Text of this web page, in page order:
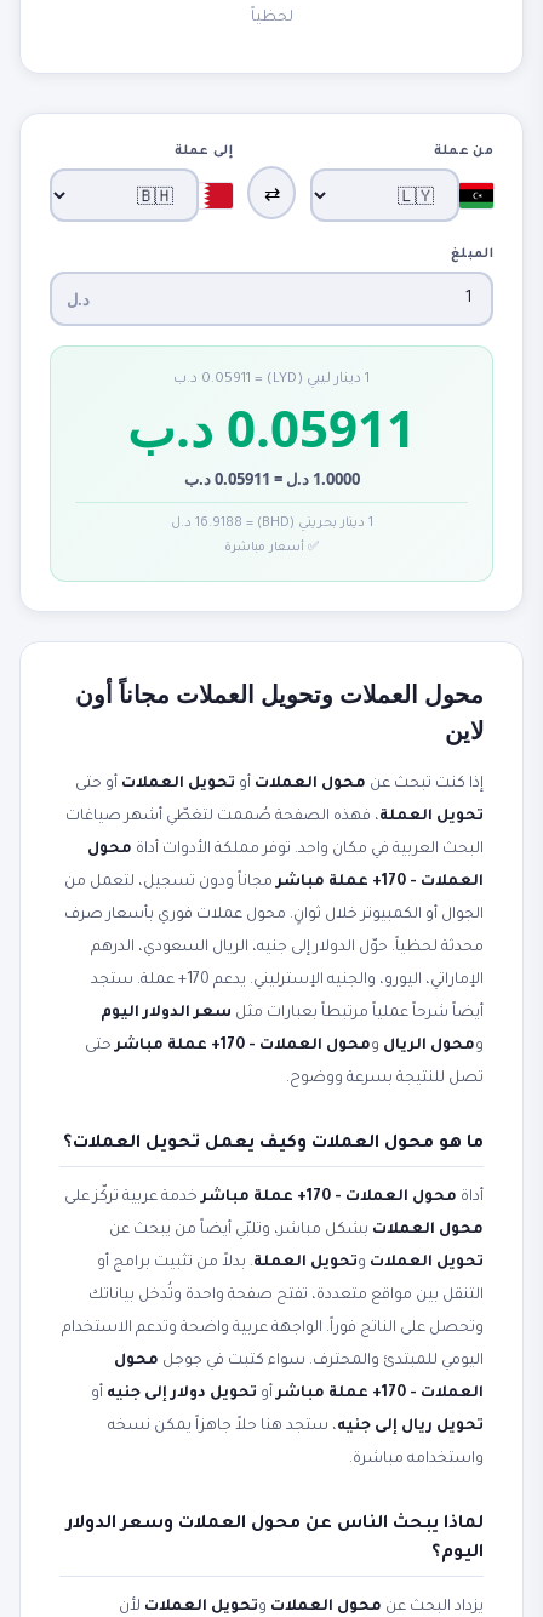
لحظياً
من عملة
⇄
إلى عملة
المبلغ
د.ل
1 دينار ليبي (LYD) = 0.05911 د.ب
0.05911 د.ب
1.0000 د.ل = 0.05911 د.ب
1 دينار بحريني (BHD) = 16.9188 د.ل
✅ أسعار مباشرة
محول العملات وتحويل العملات مجاناً أون
لاين
إذا كنت تبحث عن محول العملات أو تحويل العملات أو حتى
تحويل العملة، فهذه الصفحة صُممت لتغطّي أشهر صياغات
البحث العربية في مكان واحد. توفر مملكة الأدوات أداة محول
العملات - 170+ عملة مباشر
مجاناً ودون تسجيل، لتعمل من
الجوال أو الكمبيوتر خلال ثوانٍ. محول عملات فوري بأسعار صرف
محدثة لحظياً. حوّل الدولار إلى جنيه، الريال السعودي، الدرهم
الإماراتي، اليورو، والجنيه الإسترليني. يدعم 170+ عملة. ستجد
أيضاً شرحاً عملياً مرتبطاً بعبارات مثل سعر الدولار اليوم
ومحول الريال ومحول العملات - 170+ عملة مباشر
حتى
تصل للنتيجة بسرعة ووضوح.
ما هو محول العملات وكيف يعمل تحويل العملات؟
أداة محول العملات - 170+ عملة مباشر
خدمة عربية تركّز على
محول العملات بشكل مباشر، وتلبّي أيضاً من يبحث عن
تحويل العملات وتحويل العملة. بدلاً من تثبيت برامج أو
التنقل بين مواقع متعددة، تفتح صفحة واحدة وتُدخل بياناتك
وتحصل على الناتج فوراً. الواجهة عربية واضحة وتدعم الاستخدام
اليومي للمبتدئ والمحترف. سواء كتبت في جوجل محول
العملات - 170+ عملة مباشر
أو تحويل دولار إلى جنيه أو
تحويل ريال إلى جنيه، ستجد هنا حلاً جاهزاً يمكن نسخه
واستخدامه مباشرة.
لماذا يبحث الناس عن محول العملات وسعر الدولار
اليوم؟
يزداد البحث عن محول العملات وتحويل العملات لأن